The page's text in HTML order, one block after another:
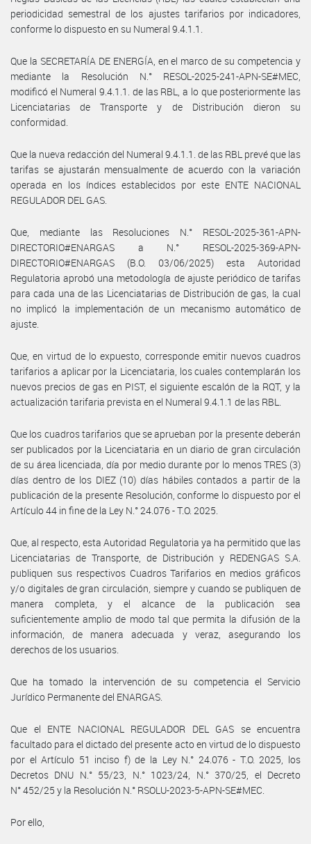
periodicidad semestral de los ajustes tarifarios por indicadores,
conforme lo dispuesto en su Numeral 9.4.1.1.
Que la SECRETARÍA DE ENERGÍA, en el marco de su competencia y
mediante la Resolución N.° RESOL-2025-241-APN-SE#MEC,
modificó el Numeral 9.4.1.1. de las RBL, a lo que posteriormente las
Licenciatarias de Transporte y de Distribución dieron su
conformidad.
Que la nueva redacción del Numeral 9.4.1.1. de las RBL prevé que las
tarifas se ajustarán mensualmente de acuerdo con la variación
operada en los índices establecidos por este ENTE NACIONAL
REGULADOR DEL GAS.
Que, mediante las Resoluciones N.° RESOL-2025-361-APN-
DIRECTORIO#ENARGAS a N.° RESOL-2025-369-APN-
DIRECTORIO#ENARGAS (B.O. 03/06/2025) esta Autoridad
Regulatoria aprobó una metodología de ajuste periódico de tarifas
para cada una de las Licenciatarias de Distribución de gas, la cual
no implicó la implementación de un mecanismo automático de
ajuste.
Que, en virtud de lo expuesto, corresponde emitir nuevos cuadros
tarifarios a aplicar por la Licenciataria, los cuales contemplarán los
nuevos precios de gas en PIST, el siguiente escalón de la RQT, y la
actualización tarifaria prevista en el Numeral 9.4.1.1 de las RBL.
Que los cuadros tarifarios que se aprueban por la presente deberán
ser publicados por la Licenciataria en un diario de gran circulación
de su área licenciada, día por medio durante por lo menos TRES (3)
días dentro de los DIEZ (10) días hábiles contados a partir de la
publicación de la presente Resolución, conforme lo dispuesto por el
Artículo 44 in fine de la Ley N.° 24.076 - T.O. 2025.
Que, al respecto, esta Autoridad Regulatoria ya ha permitido que las
Licenciatarias de Transporte, de Distribución y REDENGAS S.A.
publiquen sus respectivos Cuadros Tarifarios en medios gráficos
y/o digitales de gran circulación, siempre y cuando se publiquen de
manera completa, y el alcance de la publicación sea
suficientemente amplio de modo tal que permita la difusión de la
información, de manera adecuada y veraz, asegurando los
derechos de los usuarios.
Que ha tomado la intervención de su competencia el Servicio
Jurídico Permanente del ENARGAS.
Que el ENTE NACIONAL REGULADOR DEL GAS se encuentra
facultado para el dictado del presente acto en virtud de lo dispuesto
por el Artículo 51 inciso f) de la Ley N.° 24.076 - T.O. 2025, los
Decretos DNU N.° 55/23, N.° 1023/24, N.° 370/25, el Decreto
N° 452/25 y la Resolución N.° RSOLU-2023-5-APN-SE#MEC.
Por ello,